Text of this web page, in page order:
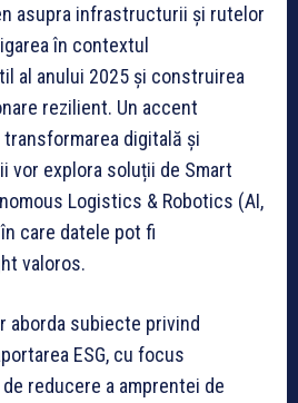
asupra infrastructurii și rutelor
în contextul
al anului 2025 și construirea
rezilient. Un accent
digitală și
vor explora soluții de Smart
Logistics & Robotics (AI,
care datele pot fi
valoros.
aborda subiecte privind
ESG, cu focus
reducere a amprentei de